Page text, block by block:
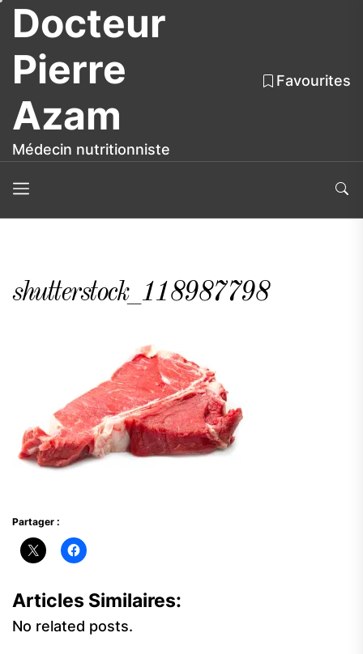
Skip
content
Docteur
Pierre
Azam
Médecin nutritionniste
Favourites
shutterstock_118987798
Partager :
Articles Similaires:
No related posts.